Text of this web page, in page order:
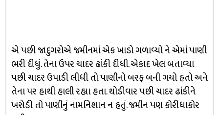
એ પછી જાદુગરોએ જમીનમાં એક ખાડો ગળાવ્યો ને એમાં પાણી
ભરી દીધું. તેના ઉપર ચાદર ઢાંકી દીધી. એકાદ ખેલ બતાવ્યા
પછી ચાદર ઉપાડી લીધી તો પાણીનો બરફ બની ગયો હતો અને
તેના પર હાથી હાલી રહ્યા હતા. થોડીવાર પછી ચાદર ઢાંકીને
ખસેડી તો પાણીનું નામનિશાન ન હતું. જમીન પણ કોરીધાકોર